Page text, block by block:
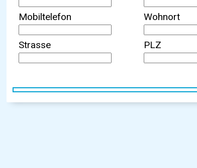
Mobiltelefon Wohnort
Strasse PLZ